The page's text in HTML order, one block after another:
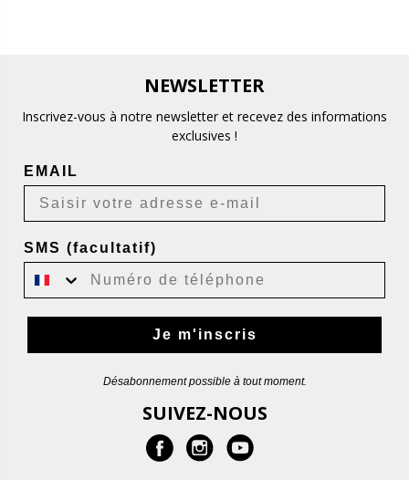
NEWSLETTER
Inscrivez-vous à notre newsletter et recevez des informations
exclusives !
EMAIL
SMS (facultatif)
Je m'inscris
Désabonnement possible à tout moment.
SUIVEZ-NOUS